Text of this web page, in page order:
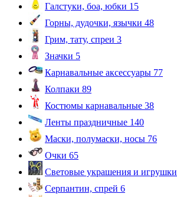
Галстуки, боа, юбки 15
Горны, дудочки, язычки 48
Грим, тату, спреи 3
Значки 5
Карнавальные аксессуары 77
Колпаки 89
Костюмы карнавальные 38
Ленты праздничные 140
Маски, полумаски, носы 76
Очки 65
Световые украшения и игрушки
Серпантин, спрей 6